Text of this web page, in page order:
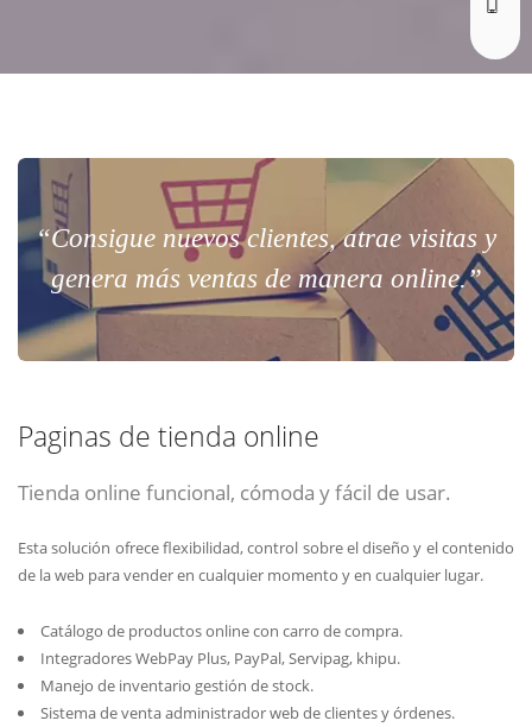
“Consigue nuevos clientes, atrae visitas y
genera más ventas de manera online.”
Paginas de tienda online
Tienda online funcional, cómoda y fácil de usar.
Esta solución ofrece flexibilidad, control sobre el diseño y el contenido
de la web para vender en cualquier momento y en cualquier lugar.
Catálogo de productos online con carro de compra.
Integradores WebPay Plus, PayPal, Servipag, khipu.
Manejo de inventario gestión de stock.
Sistema de venta administrador web de clientes y órdenes.